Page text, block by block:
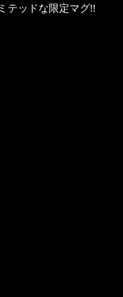
テッドな限定マグ!!